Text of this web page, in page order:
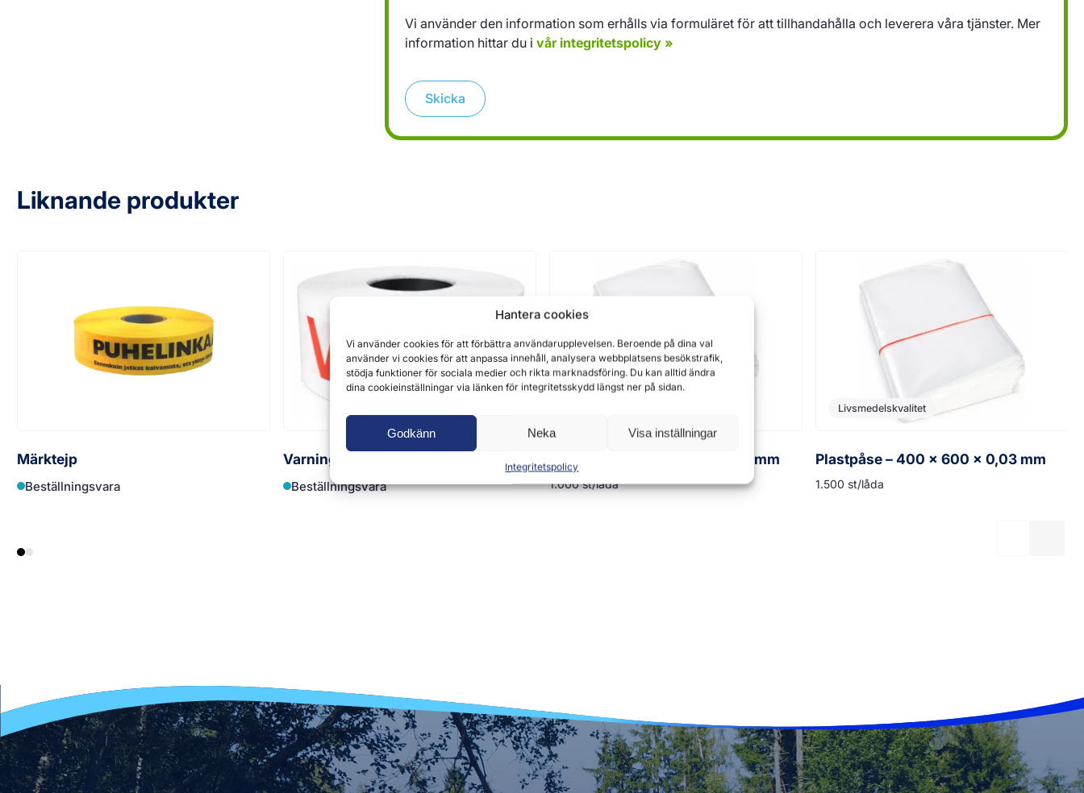
Hantera cookies
Vi använder cookies för att förbättra användarupplevelsen. Beroende på dina val
använder vi cookies för att anpassa innehåll, analysera webbplatsens besökstrafik,
stödja funktioner för sociala medier och rikta marknadsföring. Du kan alltid ändra
dina cookieinställningar via länken för integritetsskydd längst ner på sidan.
Godkänn Neka Visa inställningar
Integritetspolicy
Vi använder den information som erhålls via formuläret för att tillhandahålla och leverera våra tjänster. Mer
information hittar du i vår integritetspolicy »
Skicka
Liknande produkter
Märktejp
Beställningsvara
Varningstejp
Beställningsvara
Plastpåse – 400 x 600 x 0,05 mm
1.000 st/låda
Livsmedelskvalitet
Plastpåse – 400 x 600 x 0,03 mm
1.500 st/låda